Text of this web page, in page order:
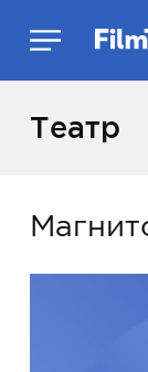
Театр